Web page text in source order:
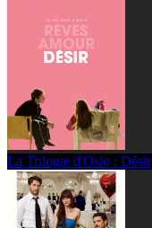
La Trilogie d'Oslo : Désir